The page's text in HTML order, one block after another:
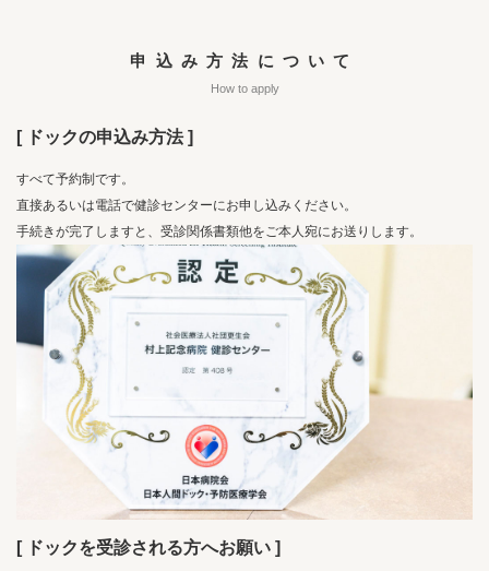
申込み方法について
How to apply
[ ドックの申込み方法 ]
すべて予約制です。
直接あるいは電話で健診センターにお申し込みください。
手続きが完了しますと、受診関係書類他をご本人宛にお送りします。
[ ドックを受診される方へお願い ]